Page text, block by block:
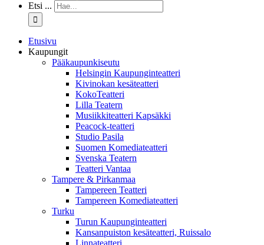
Etsi ...
Etusivu
Kaupungit
Pääkaupunkiseutu
Helsingin Kaupunginteatteri
Kivinokan kesäteatteri
KokoTeatteri
Lilla Teatern
Musiikkiteatteri Kapsäkki
Peacock-teatteri
Studio Pasila
Suomen Komediateatteri
Svenska Teatern
Teatteri Vantaa
Tampere & Pirkanmaa
Tampereen Teatteri
Tampereen Komediateatteri
Turku
Turun Kaupunginteatteri
Kansanpuiston kesäteatteri, Ruissalo
Linnateatteri